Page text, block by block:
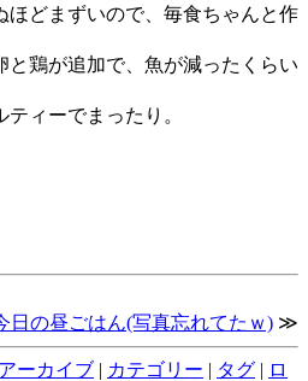
どまずいので、毎食ちゃんと作
と鶏が追加で、魚が減ったくらい
ィーでまったり。
日の昼ごはん(写真忘れてたｗ) ≫
アーカイブ | カテゴリー | タグ | ロ